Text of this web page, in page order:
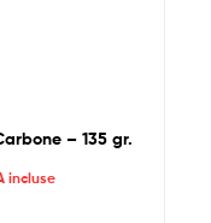
– 135 gr.
incluse